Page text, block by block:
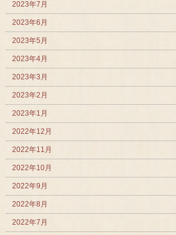
2023年7月
2023年6月
2023年5月
2023年4月
2023年3月
2023年2月
2023年1月
2022年12月
2022年11月
2022年10月
2022年9月
2022年8月
2022年7月